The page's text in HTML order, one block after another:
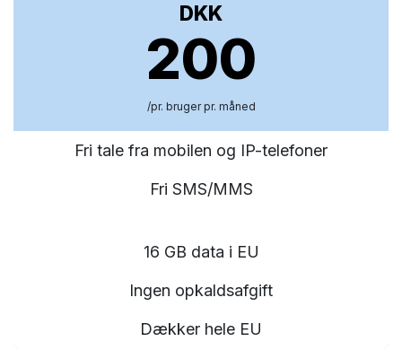
DKK
200
/pr. bruger pr. måned
Fri tale fra mobilen og IP-telefoner
Fri SMS/MMS
16 GB data i EU
Ingen opkaldsafgift
Dækker hele EU